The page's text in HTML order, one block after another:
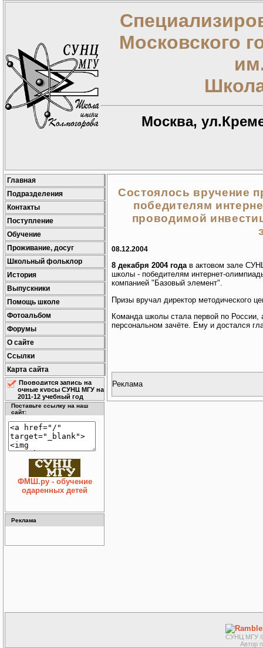
Московского
Москва,
Главная
Подразделения
Контакты
Поступление
Обучение
Проживание, досуг
Школьный фольклор
История
Выпускники
Помощь школе
Фотоальбом
Форумы
О сайте
Ссылки
Карта сайта
Проводится запись на
очные курсы СУНЦ МГУ на
2011-12 учебный год
Поставьте ссылку на наш
сайт:
ФМШ.ру - обучение
одаренных детей
Реклама
Состоялось вручение
победителям
проводимой
08.12.2004
8 декабря 2004 годав актовом зале
школы - победителям интернет-
компанией "Базовый элемент".
Призы вручал директор методического
Команда школы стала первой по
персональном зачёте. Ему и достался
Реклама
СУНЦ МГУ ©
Автор